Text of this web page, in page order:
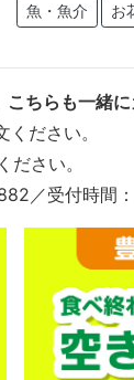
魚・魚介 お
ちらも一緒
ください。
さい。
／受付時間